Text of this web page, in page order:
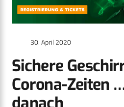
30. April 2020
Sichere
Corona-Zeiten